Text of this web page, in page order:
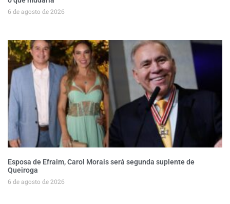
6 de agosto de 2026
Esposa de Efraim, Carol Morais será segunda suplente de
Queiroga
6 de agosto de 2026